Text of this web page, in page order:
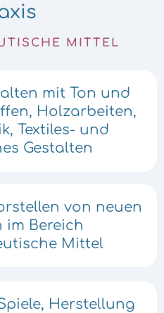
MITTEL
mit Ton und
Holzarbeiten,
Textiles- und
Gestalten
von neuen
im Bereich
Mittel
Herstellung